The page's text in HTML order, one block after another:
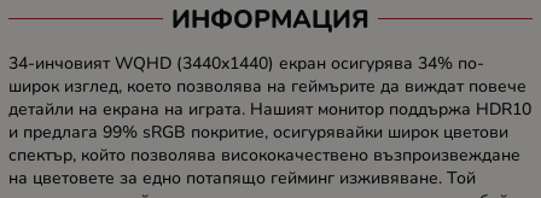
ИНФОРМАЦИЯ
34-инчовият WQHD (3440x1440) екран осигурява 34% по-
широк изглед, което позволява на геймърите да виждат повече
детайли на екрана на играта. Нашият монитор поддържа HDR10
и предлага 99% sRGB покритие, осигурявайки широк цветови
спектър, който позволява висококачествено възпроизвеждане
на цветовете за едно потапящо гейминг изживяване. Той